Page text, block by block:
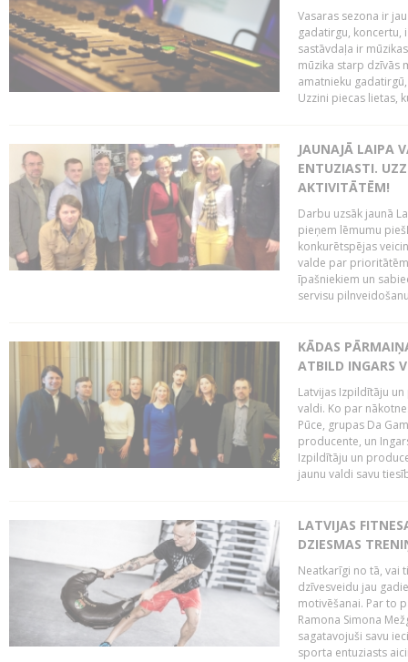
Vasaras sezona ir
gadatirgu, koncertu,
sastāvdaļa ir
mūzika starp dzīvās
amatnieku
Uzzini piecas lietas,
JAUNAJĀ LAIPA
ENTUZIASTI.
AKTIVITĀTĒM!
Darbu uzsāk jaunā
pieņem lēmumu
konkurētspējas
valde par
īpašniekiem un
servisu
KĀDAS
ATBILD INGARS
Latvijas Izpildītāju
valdi. Ko par
Pūce, grupas Da
producente, un
Izpildītāju un
jaunu valdi savu
LATVIJAS
DZIESMAS
Neatkarīgi no tā, vai
dzīvesveidu jau
motivēšanai. Par to
Ramona Simona
sagatavojuši savu
sporta entuziasts